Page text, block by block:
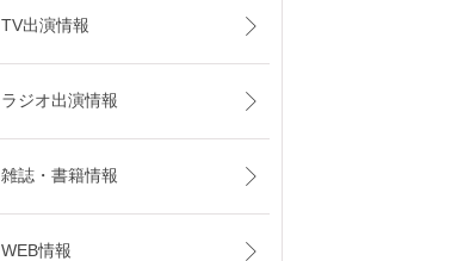
TV出演情報
ラジオ出演情報
雑誌・書籍情報
WEB情報